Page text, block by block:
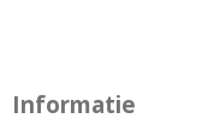
Informatie